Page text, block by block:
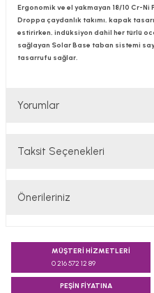
Ergonomik ve el yakmayan 18/10 Cr-
Droppa çaydanlık takımı, kapak
estirirken, indüksiyon dahil her türlü
sağlayan Solar Base taban sistemi
tasarrufu sağlar.
Yorumlar
Taksit Seçenekleri
Önerileriniz
konularda yetersiz
kullanarak tarafımıza
MÜŞTERİ HİZMETLERİ
0 216 572 12 89
PEŞİN FİYATINA